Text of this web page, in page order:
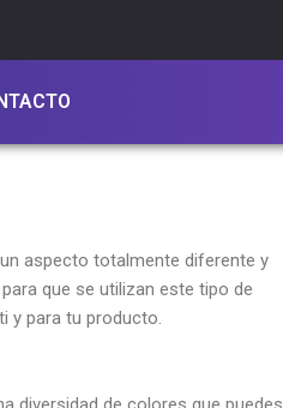
aspecto totalmente diferente y
que se utilizan este tipo de
y para tu producto.